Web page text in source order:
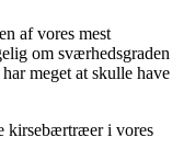
af vores mest
om sværhedsgraden
meget at skulle have
kirsebærtræer i vores